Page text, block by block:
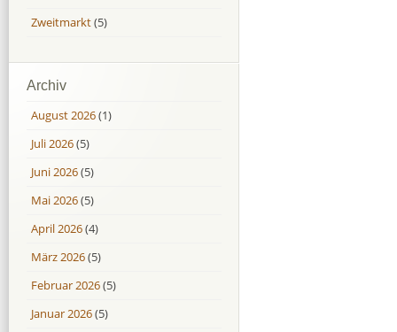
Zweitmarkt(5)
Archiv
August 2026(1)
Juli 2026(5)
Juni 2026(5)
Mai 2026(5)
April 2026(4)
März 2026(5)
Februar 2026(5)
Januar 2026(5)